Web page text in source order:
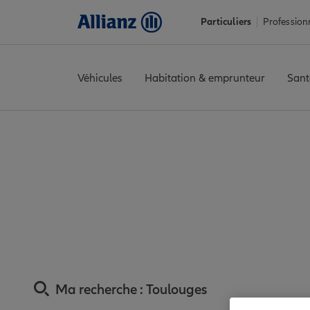
Particuliers
Véhicules Habitation & emprunteur
Ma recherche : Toulouges